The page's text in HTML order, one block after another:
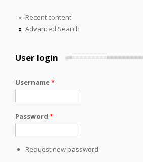
Recent content
Advanced Search
User login
Username*
Password *
Request new password